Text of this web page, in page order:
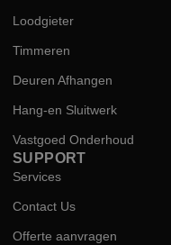
Loodgieter
Timmeren
Deuren Afhangen
Hang-en Sluitwerk
Vastgoed Onderhoud
SUPPORT
Services
Contact Us
Offerte aanvragen